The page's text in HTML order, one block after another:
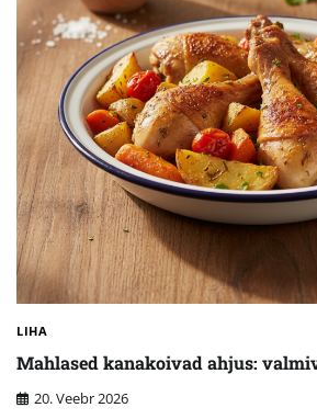
LIHA
Mahlased kanakoivad ahjus:
20. Veebr 2026